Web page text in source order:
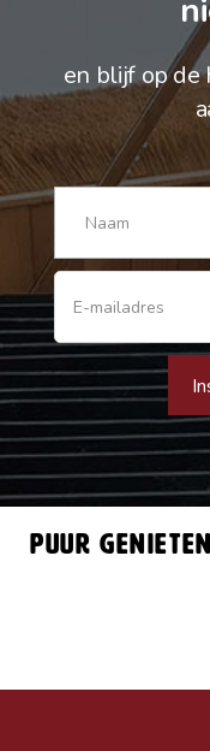
en blijf op de
Puur genieten